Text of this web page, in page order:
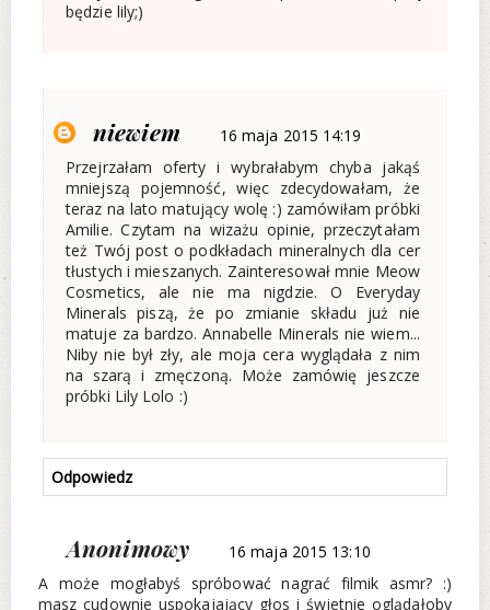
będzie lily;)
niewiem
16 maja 2015 14:19
Przejrzałam oferty i wybrałabym chyba jakąś
mniejszą pojemność, więc zdecydowałam, że
teraz na lato matujący wolę :) zamówiłam próbki
Amilie. Czytam na wizażu opinie, przeczytałam
też Twój post o podkładach mineralnych dla cer
tłustych i mieszanych. Zainteresował mnie Meow
Cosmetics, ale nie ma nigdzie. O Everyday
Minerals piszą, że po zmianie składu już nie
matuje za bardzo. Annabelle Minerals nie wiem...
Niby nie był zły, ale moja cera wyglądała z nim
na szarą i zmęczoną. Może zamówię jeszcze
próbki Lily Lolo :)
Odpowiedz
Anonimowy
16 maja 2015 13:10
A może mogłabyś spróbować nagrać filmik asmr? :)
masz cudownie uspokajający głos i świetnie oglądałoby